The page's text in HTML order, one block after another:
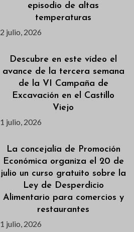
episodio de altas
temperaturas
2 julio, 2026
Descubre en este vídeo el
avance de la tercera semana
de la VI Campaña de
Excavación en el Castillo
Viejo
1 julio, 2026
La concejalía de Promoción
Económica organiza el 20 de
julio un curso gratuito sobre la
Ley de Desperdicio
Alimentario para comercios y
restaurantes
1 julio, 2026